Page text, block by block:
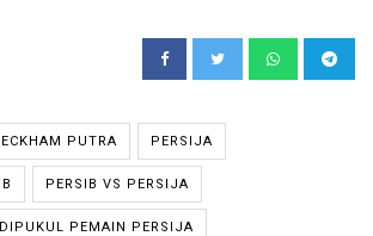
PUTRA PERSIJA
PERSIB VS PERSIJA
PEMAIN PERSIJA